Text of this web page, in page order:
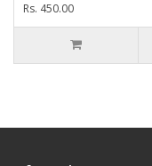
Rs. 450.00